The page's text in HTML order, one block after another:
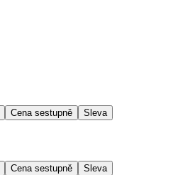
Cena sestupně Sleva
Cena sestupně Sleva